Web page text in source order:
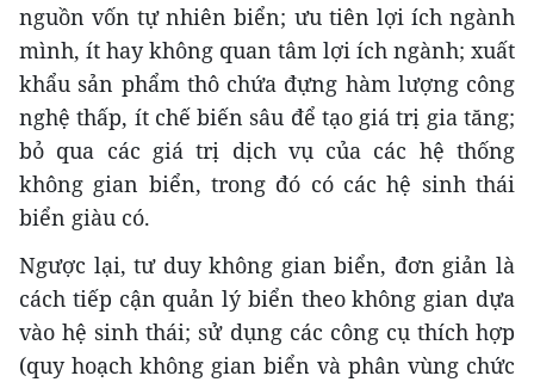
nguồn vốn tự nhiên biển; ưu tiên lợi ích ngành
mình, ít hay không quan tâm lợi ích ngành; xuất
khẩu sản phẩm thô chứa đựng hàm lượng công
nghệ thấp, ít chế biến sâu để tạo giá trị gia tăng;
bỏ qua các giá trị dịch vụ của các hệ thống
không gian biển, trong đó có các hệ sinh thái
biển giàu có.
Ngược lại, tư duy không gian biển, đơn giản là
cách tiếp cận quản lý biển theo không gian dựa
vào hệ sinh thái; sử dụng các công cụ thích hợp
(quy hoạch không gian biển và phân vùng chức